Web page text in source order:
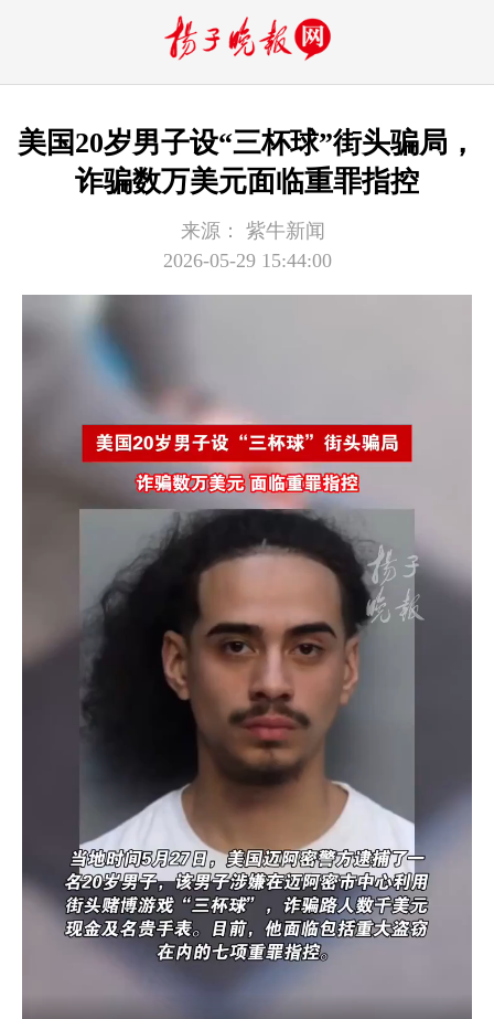
美国20岁男子设“三杯球”街头骗局，
诈骗数万美元面临重罪指控
来源：
紫牛新闻
2026-05-29 15:44:00